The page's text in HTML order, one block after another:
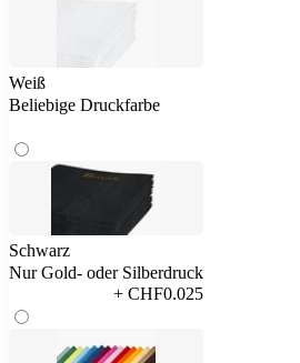
Weiß
Beliebige Druckfarbe
Schwarz
Nur Gold- oder Silberdruck
+ CHF0.025